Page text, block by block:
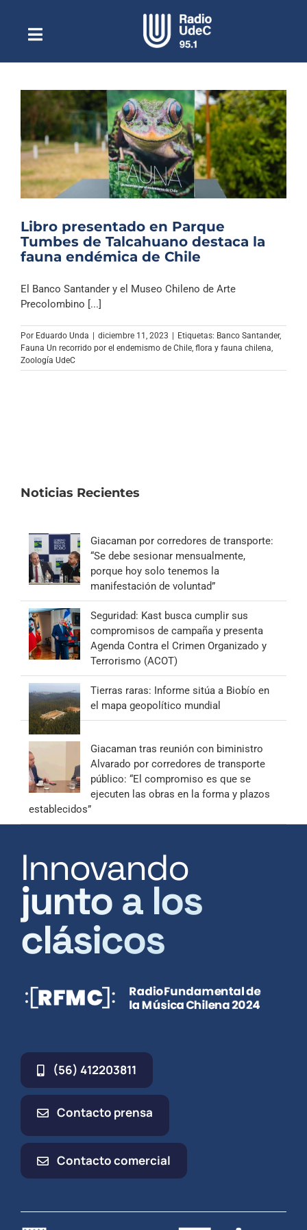
contenidoToggle
NavigationEscuchar Radio UdeC en vivo
Quiénes Somos
Programación
Podcast
Noticias
Columnas
Música Clásica
Especiales
Libro presentado en Parque
Tumbes de Talcahuano destaca la
fauna endémica de Chile
El Banco Santander y el Museo Chileno de Arte
Precolombino [...]
Por Eduardo Unda | diciembre 11, 2023 | Etiquetas: Banco Santander,
Fauna Un recorrido por el endemismo de Chile flora y fauna chilena
Zoología UdeC
Noticias Recientes
Giacaman por corredores de transporte:
“Se debe sesionar mensualmente,
porque hoy solo tenemos la
manifestación de voluntad”
Seguridad: Kast busca cumplir sus
compromisos de campaña y presenta
Agenda Contra el Crimen Organizado y
Terrorismo (ACOT)
Tierras raras: Informe sitúa a Biobío en
el mapa geopolítico mundial
Giacaman tras reunión con biministro
Alvarado por corredores de transporte
público: “El compromiso es que se
ejecuten las obras en la forma y plazos
establecidos”
Innovando
junto a los
clásicos
(56) 412203811
Contacto prensa
Contacto comercial